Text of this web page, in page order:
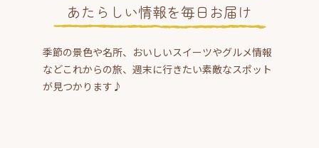
あたらしい情報を毎日お届け
季節の景色や名所、おいしいスイーツやグルメ情報
などこれからの旅、週末に行きたい素敵なスポット
が見つかります♪